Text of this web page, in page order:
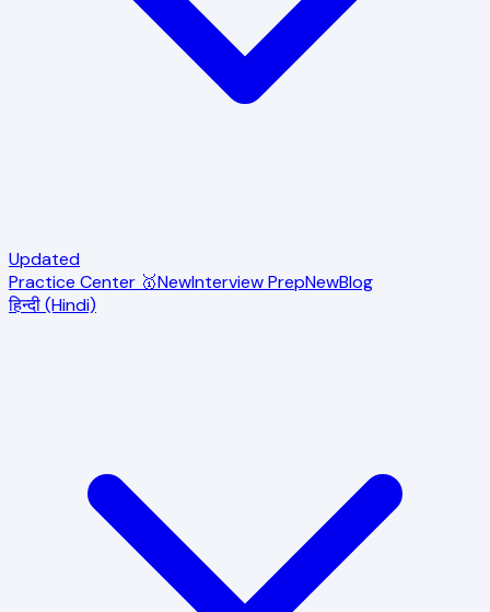
Updated
Practice Center 🥇NewInterview PrepNewBlog
हिन्दी (Hindi)